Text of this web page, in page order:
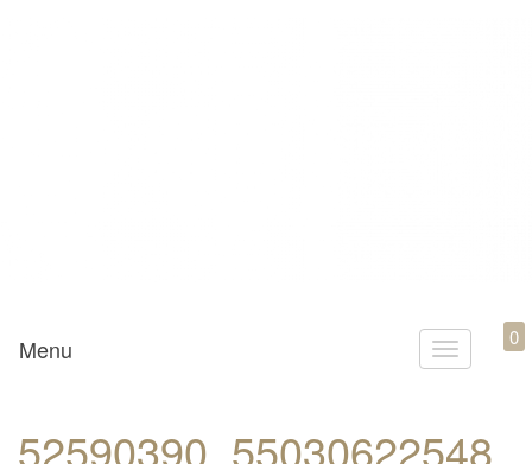
Mamili1910
T
g
Menu 0
52590390_55030622548